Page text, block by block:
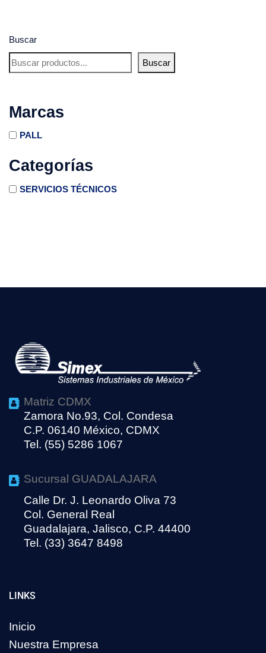
Buscar
Buscar
Marcas
PALL
Categorías
SERVICIOS TÉCNICOS
Matriz CDMX
Zamora No.93, Col. Condesa
C.P. 06140 México, CDMX
Tel. (55) 5286 1067
Sucursal GUADALAJARA
Calle Dr. J. Leonardo Oliva 73
Col. General Real
Guadalajara, Jalisco, C.P. 44400
Tel. (33) 3647 8498
LINKS
Inicio
Nuestra Empresa